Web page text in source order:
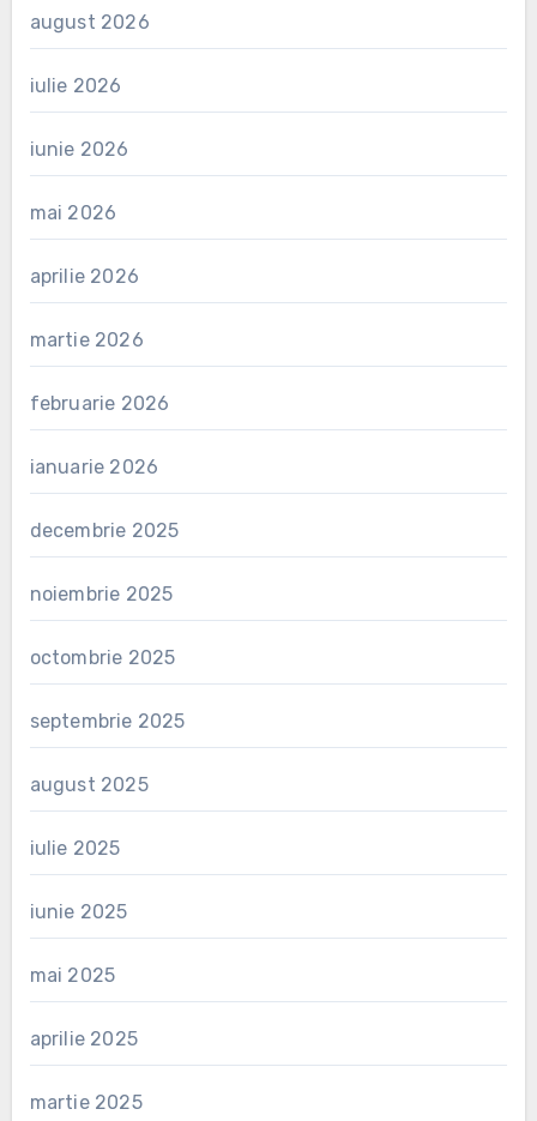
august 2026
iulie 2026
iunie 2026
mai 2026
aprilie 2026
martie 2026
februarie 2026
ianuarie 2026
decembrie 2025
noiembrie 2025
octombrie 2025
septembrie 2025
august 2025
iulie 2025
iunie 2025
mai 2025
aprilie 2025
martie 2025